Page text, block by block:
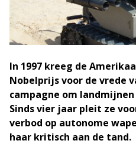
In 1997 kreeg de
Nobelprijs voor de vrede
campagne om
Sinds vier jaar pleit ze
verbod op autonome
haar kritisch aan de tand.